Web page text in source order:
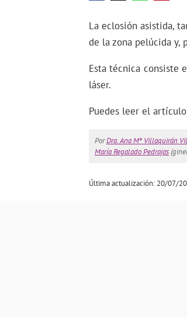
La eclosión asistida,
de la zona pelúcida y,
Esta técnica consiste
láser.
Puedes leer el
PorDra. Ana Mª Villaquirán
María Regalado Pedrajas
Última actualización: 20/07/